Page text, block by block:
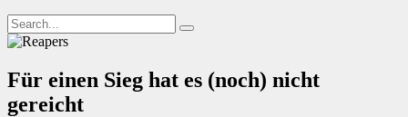
Für einen Sieg hat es (noch) nicht
gereicht